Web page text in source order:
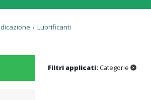
› Lubrificanti
Filtri applicati:Categorie